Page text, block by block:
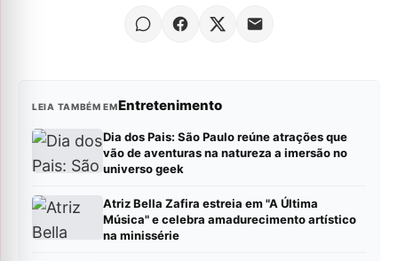
LEIA TAMBÉM EMEntretenimento
Dia dos Pais: São Paulo reúne atrações que
vão de aventuras na natureza a imersão no
universo geek
Atriz Bella Zafira estreia em "A Última
Música" e celebra amadurecimento artístico
na minissérie